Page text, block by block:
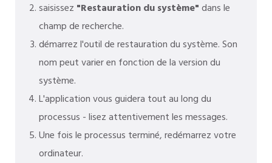
saisissez "Restauration du système"dans le
champ de recherche.
démarrez l'outil de restauration du système. Son
nom peut varier en fonction de la version du
système.
L'application vous guidera tout au long du
processus - lisez attentivement les messages.
Une fois le processus terminé, redémarrez votre
ordinateur.